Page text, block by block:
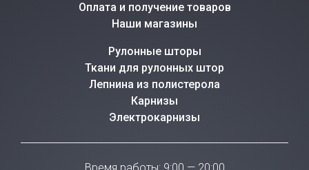
Оплата и получение товаров
Наши магазины
Рулонные шторы
Ткани для рулонных штор
Лепнина из полистерола
Карнизы
Электрокарнизы